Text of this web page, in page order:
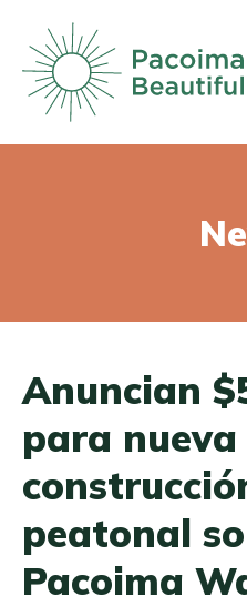
main
content
Anuncian
para nueva
peatonal
Pacoima